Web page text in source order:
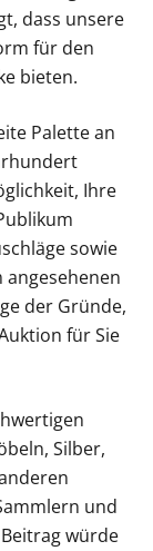
dass unsere
für den
bieten.
Palette an
Ihre
sowie
angesehenen
der Gründe,
für Sie
Silber,
und
würde